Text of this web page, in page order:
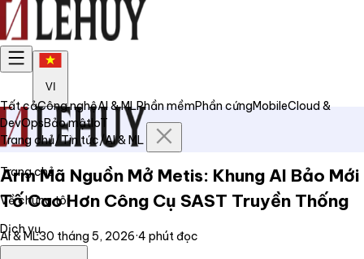
VI
Trang chủ
Về chúng tôi
Dịch vụ
Tất cảCông nghệAI & MLPhần mềmPhần cứngMobileCloud &
DevOpsBảo mậtIoT
Trang chủ/Tin tức/AI & ML
Arm Mã Nguồn Mở Metis: Khung AI Bảo Mới
Tố Cao Hơn Công Cụ SAST Truyền Thống
AI & ML30 tháng 5, 2026·4 phút đọc